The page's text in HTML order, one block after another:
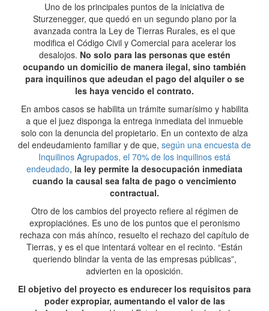
Uno de los principales puntos de la iniciativa de
Sturzenegger, que quedó en un segundo plano por la
avanzada contra la Ley de Tierras Rurales, es el que
modifica el Código Civil y Comercial para acelerar los
desalojos. No solo para las personas que estén
ocupando un domicilio de manera ilegal, sino también
para inquilinos que adeudan el pago del alquiler o se
les haya vencido el contrato.
En ambos casos se habilita un trámite sumarísimo y habilita
a que el juez disponga la entrega inmediata del inmueble
solo con la denuncia del propietario. En un contexto de alza
del endeudamiento familiar y de que, según una encuesta de
Inquilinos Agrupados, el 70% de los inquilinos está
endeudado, la ley permite la desocupación inmediata
cuando la causal sea falta de pago o vencimiento
contractual.
Otro de los cambios del proyecto refiere al régimen de
expropiaciónes. Es uno de los puntos que el peronismo
rechaza con más ahínco, resuelto el rechazo del capítulo de
Tierras, y es el que intentará voltear en el recinto. “Están
queriendo blindar la venta de las empresas públicas”,
advierten en la oposición.
El objetivo del proyecto es endurecer los requisitos para
poder expropiar, aumentando el valor de las